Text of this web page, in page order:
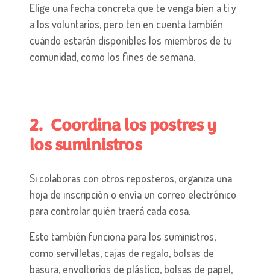
Elige una fecha concreta que te venga bien a ti y
a los voluntarios, pero ten en cuenta también
cuándo estarán disponibles los miembros de tu
comunidad, como los fines de semana.
2. Coordina los postres y
los suministros
Si colaboras con otros reposteros, organiza una
hoja de inscripción o envía un correo electrónico
para controlar quién traerá cada cosa.
Esto también funciona para los suministros,
como servilletas, cajas de regalo, bolsas de
basura, envoltorios de plástico, bolsas de papel,